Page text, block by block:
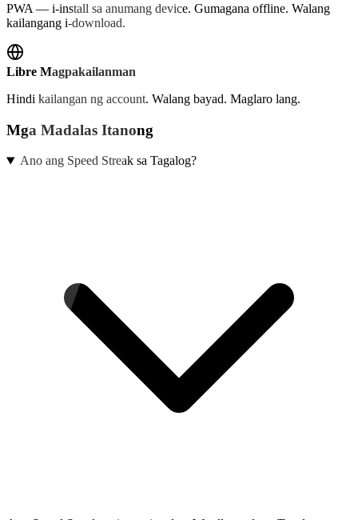
PWA — i-install sa anumang device. Gumagana offline. Walang
kailangang i-download.
Libre Magpakailanman
Hindi kailangan ng account. Walang bayad. Maglaro lang.
Mga Madalas Itanong
Ano ang Speed Streak sa Tagalog?